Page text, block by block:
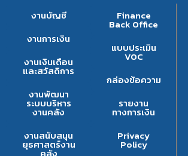
งานบัญชี
งานการเงิน
งานเงินเดือน
และสวัสดิการ
งานพัฒนา
ระบบบริหาร
งานคลัง
งานสนับสนุน
ยุธศาสตร์งาน
Finance
Back Office
แบบประเมิน
VOC
กล่องข้อความ
รายงาน
ทางการเงิน
Privacy
Policy